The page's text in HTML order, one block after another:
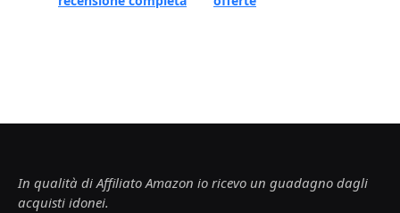
In qualità di Affiliato Amazon io ricevo un guadagno dagli
acquisti idonei.